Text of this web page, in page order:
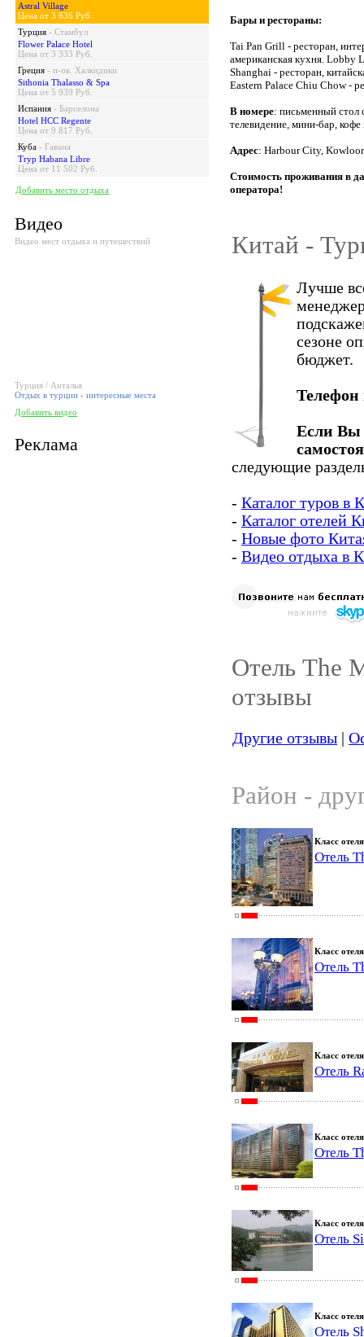
Astral Village
Цена от 3 636 Руб.
Турция - Стамбул
Flower Palace Hotel
Цена от 3 333 Руб.
Греция - п-ов. Халкидики
Sithonia Thalasso & Spa
Цена от 5 939 Руб.
Испания - Барселона
Hotel HCC Regente
Цена от 9 817 Руб.
Куба - Гавана
Tryp Habana Libre
Цена от 11 502 Руб.
Добавить место отдыха
Видео
Видео мест отдыха и путешествий
Турция / Анталья
Отдых в турции - интересные места
Добавить видео
Реклама
Бары и рестораны:
Tai Pan Grill - ресторан,
американская кухня. Lobby
Shanghai - ресторан,
Eastern Palace Chiu Chow -
В номере: письменный стол
телевидение, мини-бар,
Адрес: Harbour City,
Стоимость проживания в
оператора!
Китай -
Лучше
сезоне
бюджет.
Если Вы
следующие
- Каталог туров в
- Каталог отелей
- Новые фото
- Видео отдыха в
Отель The
отзывы
Другие отзывы
Район -
Класс
Отель
Класс
Отель
Класс
Отель
Класс
Отель
Класс
Отель
Класс
Отель